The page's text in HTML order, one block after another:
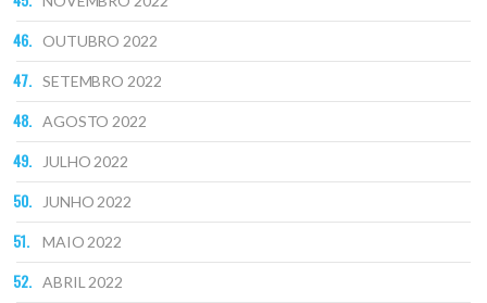
OUTUBRO 2022
SETEMBRO 2022
AGOSTO 2022
JULHO 2022
JUNHO 2022
MAIO 2022
ABRIL 2022